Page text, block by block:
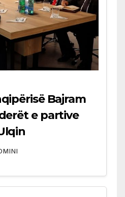
Bajram
e partive